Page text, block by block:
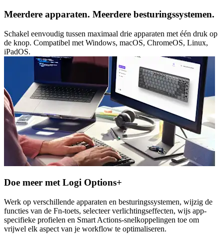
Meerdere apparaten. Meerdere besturingssystemen.
Schakel eenvoudig tussen maximaal drie apparaten met één druk op
de knop. Compatibel met Windows, macOS, ChromeOS, Linux,
iPadOS.
Doe meer met Logi Options+
Werk op verschillende apparaten en besturingssystemen, wijzig de
functies van de Fn-toets, selecteer verlichtingseffecten, wijs app-
specifieke profielen en Smart Actions-snelkoppelingen toe om
vrijwel elk aspect van je workflow te optimaliseren.